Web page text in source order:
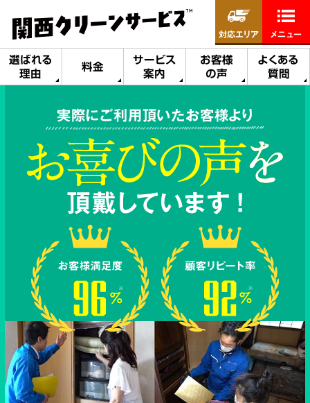
選ばれる
理由
料金
サービス
案内
お客様
の声
よくある
質問
対応エリア メニュー
実際にご利用頂いたお客様より